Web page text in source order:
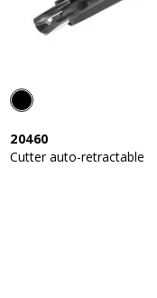
20460
Cutter auto-retractable